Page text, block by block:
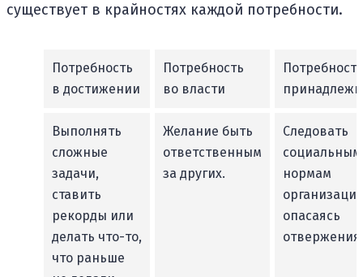
существует в крайностях каждой потребности.
Потребность
в достижении
Потребность
во власти
Выполнять
сложные
задачи,
ставить
рекорды или
делать что-то,
что раньше
Желание быть
ответственным
за других.
Следовать
социальным
нормам
опасаясь
отвержения.